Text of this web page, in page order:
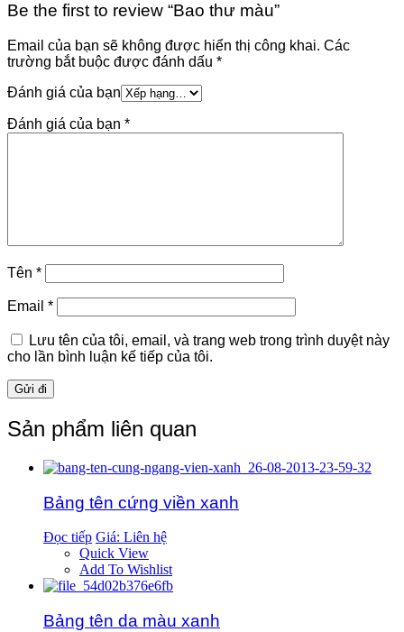
Be the first to review “Bao thư màu”
Email của bạn sẽ không được hiển thị công khai. Các
trường bắt buộc được đánh dấu *
Đánh giá của bạn
Đánh giá của bạn *
Tên *
Email *
Lưu tên của tôi, email, và trang web trong trình duyệt này
cho lần bình luận kế tiếp của tôi.
Sản phẩm liên quan
Bảng tên cứng viền xanh
Đọc tiếp Giá: Liên hệ
Quick View
Add To Wishlist
Bảng tên da màu xanh